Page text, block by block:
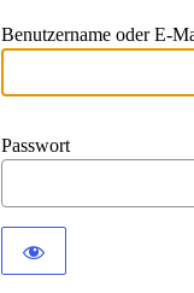
Benutzername oder E-
Passwort